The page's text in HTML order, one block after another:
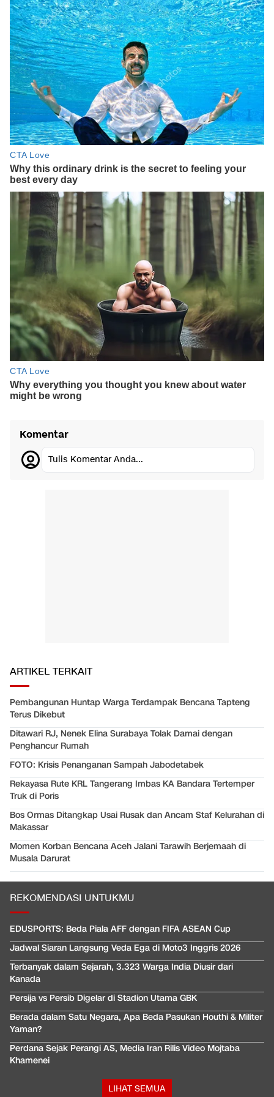
Komentar
Tulis Komentar Anda...
ARTIKEL TERKAIT
Pembangunan Huntap Warga Terdampak Bencana Tapteng
Terus Dikebut
Ditawari RJ, Nenek Elina Surabaya Tolak Damai dengan
Penghancur Rumah
FOTO: Krisis Penanganan Sampah Jabodetabek
Rekayasa Rute KRL Tangerang Imbas KA Bandara Tertemper
Truk di Poris
Bos Ormas Ditangkap Usai Rusak dan Ancam Staf Kelurahan di
Makassar
Momen Korban Bencana Aceh Jalani Tarawih Berjemaah di
Musala Darurat
REKOMENDASI UNTUKMU
EDUSPORTS: Beda Piala AFF dengan FIFA ASEAN Cup
Jadwal Siaran Langsung Veda Ega di Moto3 Inggris 2026
Terbanyak dalam Sejarah, 3.323 Warga India Diusir dari
Kanada
Persija vs Persib Digelar di Stadion Utama GBK
Berada dalam Satu Negara, Apa Beda Pasukan Houthi & Militer
Yaman?
Perdana Sejak Perangi AS, Media Iran Rilis Video Mojtaba
Khamenei
LIHAT SEMUA